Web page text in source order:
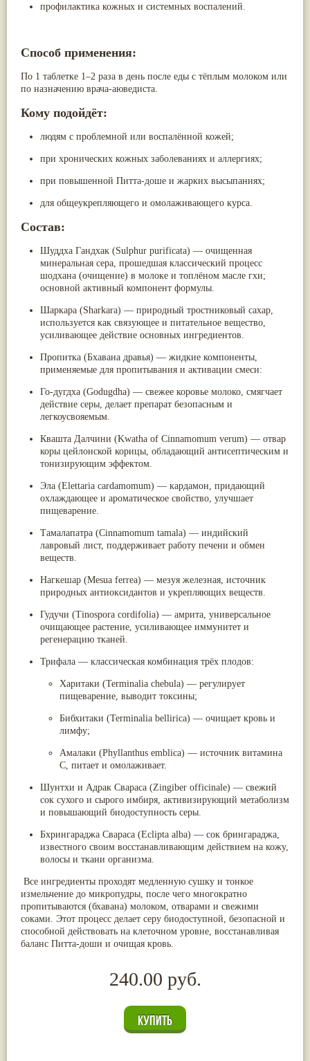
профилактика кожных и системных воспалений.
Способ применения:
По 1 таблетке 1–2 раза в день после еды с тёплым молоком или
по назначению врача-аюведиста.
Кому подойдёт:
людям с проблемной или воспалённой кожей;
при хронических кожных заболеваниях и аллергиях;
при повышенной Питта-доше и жарких высыпаниях;
для общеукрепляющего и омолаживающего курса.
Состав:
Шуддха Гандхак (Sulphur purificata) — очищенная
минеральная сера, прошедшая классический процесс
шодхана (очищение) в молоке и топлёном масле гхи;
основной активный компонент формулы.
Шаркара (Sharkara) — природный тростниковый сахар,
используется как связующее и питательное вещество,
усиливающее действие основных ингредиентов.
Пропитка (Бхавана дравья) — жидкие компоненты,
применяемые для пропитывания и активации смеси:
Го-дугдха (Godugdha) — свежее коровье молоко, смягчает
действие серы, делает препарат безопасным и
легкоусвояемым.
Квашта Далчини (Kwatha of Cinnamomum verum) — отвар
коры цейлонской корицы, обладающий антисептическим и
тонизирующим эффектом.
Эла (Elettaria cardamomum) — кардамон, придающий
охлаждающее и ароматическое свойство, улучшает
пищеварение.
Тамалапатра (Cinnamomum tamala) — индийский
лавровый лист, поддерживает работу печени и обмен
веществ.
Нагкешар (Mesua ferrea) — мезуя железная, источник
природных антиоксидантов и укрепляющих веществ.
Гудучи (Tinospora cordifolia) — амрита, универсальное
очищающее растение, усиливающее иммунитет и
регенерацию тканей.
Трифала — классическая комбинация трёх плодов:
Харитаки (Terminalia chebula) — регулирует
пищеварение, выводит токсины;
Бибхитаки (Terminalia bellirica) — очищает кровь и
лимфу;
Амалаки (Phyllanthus emblica) — источник витамина
С, питает и омолаживает.
Шунтхи и Адрак Свараса (Zingiber officinale) — свежий
сок сухого и сырого имбиря, активизирующий метаболизм
и повышающий биодоступность серы.
Бхрингараджа Свараса (Eclipta alba) — сок брингараджа,
известного своим восстанавливающим действием на кожу,
волосы и ткани организма.
Все ингредиенты проходят медленную сушку и тонкое
измельчение до микропудры, после чего многократно
пропитываются (бхавана) молоком, отварами и свежими
соками. Этот процесс делает серу биодоступной, безопасной и
способной действовать на клеточном уровне, восстанавливая
баланс Питта-доши и очищая кровь.
240.00 руб.